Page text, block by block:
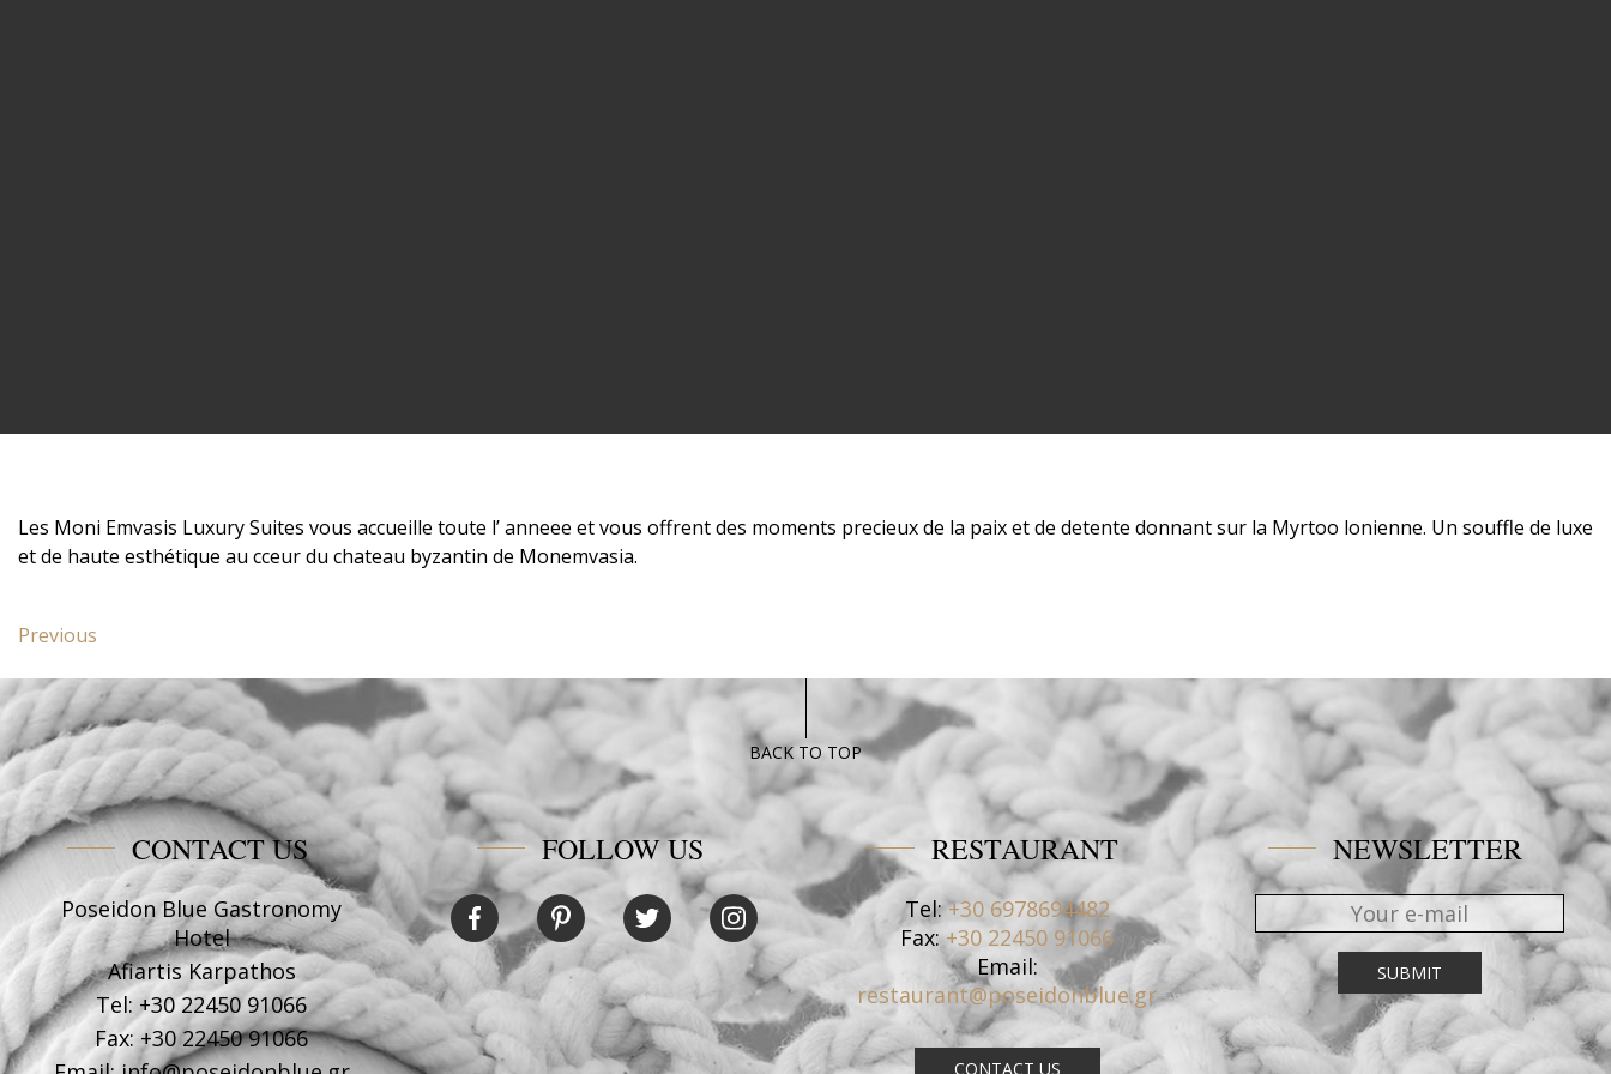
Les Moni Emvasis Luxury Suites vous accueille toute l’ anneee et vous offrent des moments precieux de la paix et de detente donnant sur la Myrtoo lonienne. Un souffle de luxe
et de haute esthétique au cceur du chateau byzantin de Monemvasia.
Post
Previous
Deluxe
suite
Poseidon
Blue
BACK TO TOP
CONTACT US
Poseidon Blue Gastronomy
Hotel
Afiartis Karpathos
Tel: +30 22450 91066
Fax: +30 22450 91066
FOLLOW US RESTAURANT
Tel:+30 6978694482
Fax:+30 22450 91066
Email:
restaurant@poseidonblue.gr
CONTACT US
NEWSLETTER